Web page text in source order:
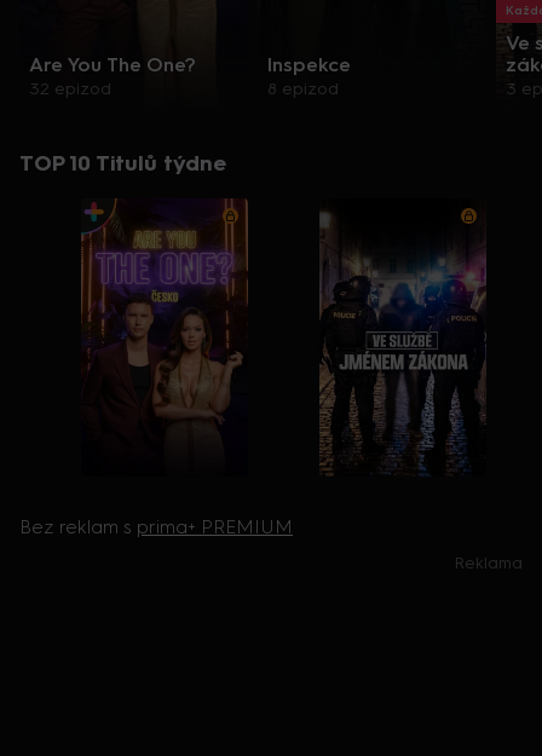
Are You The One?
32 epizod
Inspekce
8 epizod
Ve
3
TOP 10 Titulů týdne
Bez reklam s prima+ PREMIUM
Reklama